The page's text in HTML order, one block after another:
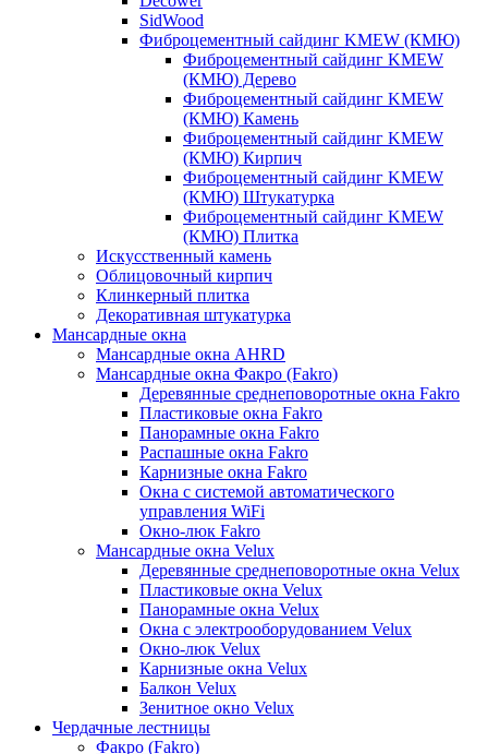
SidWood
Фиброцементный сайдинг KMEW (КМЮ)
Фиброцементный сайдинг KMEW
(КМЮ) Дерево
Фиброцементный сайдинг KMEW
(КМЮ) Камень
Фиброцементный сайдинг KMEW
(КМЮ) Кирпич
Фиброцементный сайдинг KMEW
(КМЮ) Штукатурка
Фиброцементный сайдинг KMEW
(КМЮ) Плитка
Искусственный камень
Облицовочный кирпич
Клинкерный плитка
Декоративная штукатурка
Мансардные окна
Мансардные окна AHRD
Мансардные окна Факро (Fakro)
Деревянные среднеповоротные окна Fakro
Пластиковые окна Fakro
Панорамные окна Fakro
Распашные окна Fakro
Карнизные окна Fakro
Окна с системой автоматического
управления WiFi
Окно-люк Fakro
Мансардные окна Velux
Деревянные среднеповоротные окна Velux
Пластиковые окна Velux
Панорамные окна Velux
Окна с электрооборудованием Velux
Окно-люк Velux
Карнизные окна Velux
Балкон Velux
Зенитное окно Velux
Чердачные лестницы
Факро (Fakro)